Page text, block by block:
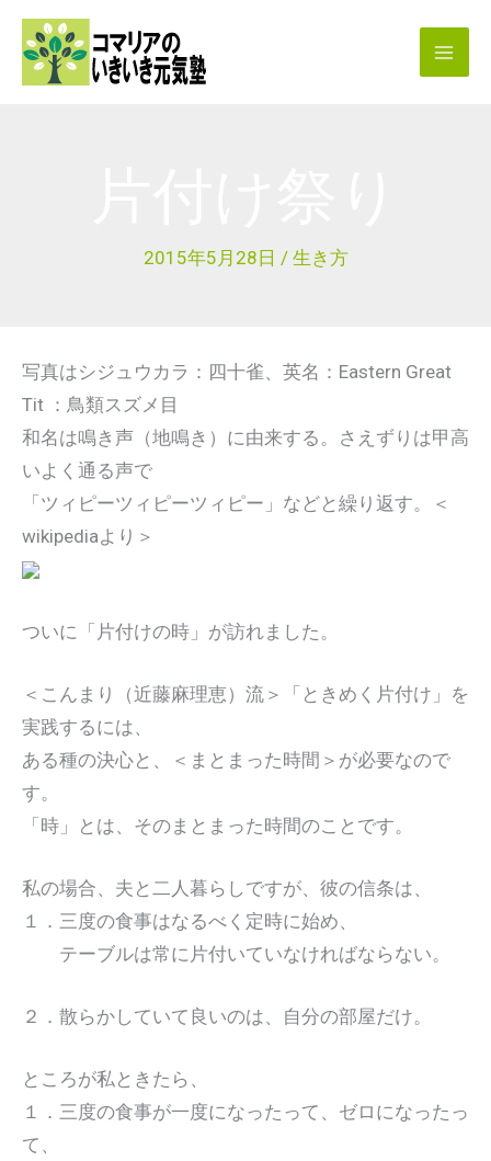
2015年5月28日 / 生き方
写真はシジュウカラ：四十雀、英名：Eastern Great
Tit ：鳥類スズメ目
和名は鳴き声（地鳴き）に由来する。さえずりは甲高
いよく通る声で
「ツィピーツィピーツィピー」などと繰り返す。＜
wikipediaより＞
ついに「片付けの時」が訪れました。
＜こんまり（近藤麻理恵）流＞「ときめく片付け」を
実践するには、
ある種の決心と、＜まとまった時間＞が必要なので
す。
「時」とは、そのまとまった時間のことです。
私の場合、夫と二人暮らしですが、彼の信条は、
１．三度の食事はなるべく定時に始め、
テーブルは常に片付いていなければならない。
２．散らかしていて良いのは、自分の部屋だけ。
ところが私ときたら、
１．三度の食事が一度になったって、ゼロになったっ
て、